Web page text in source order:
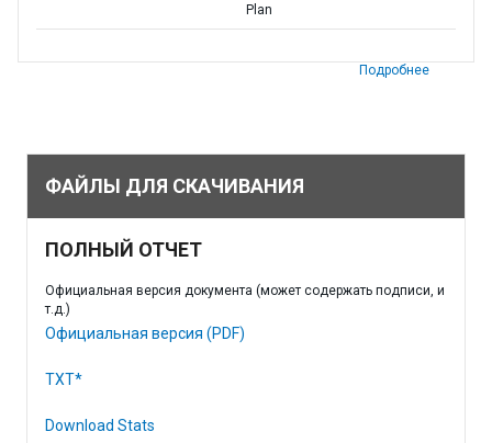
Plan
Подробнее
ФАЙЛЫ ДЛЯ СКАЧИВАНИЯ
ПОЛНЫЙ ОТЧЕТ
Официальная версия документа (может содержать подписи, и
т.д.)
Официальная версия (PDF)
TXT*
Download Stats